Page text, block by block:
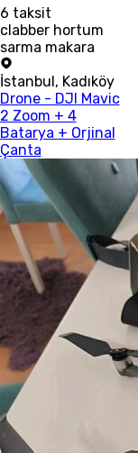
6 taksit
clabber hortum
sarma makara
İstanbul , Kadıköy
Drone - DJI Mavic
2 Zoom + 4
Batarya + Orjinal
Çanta